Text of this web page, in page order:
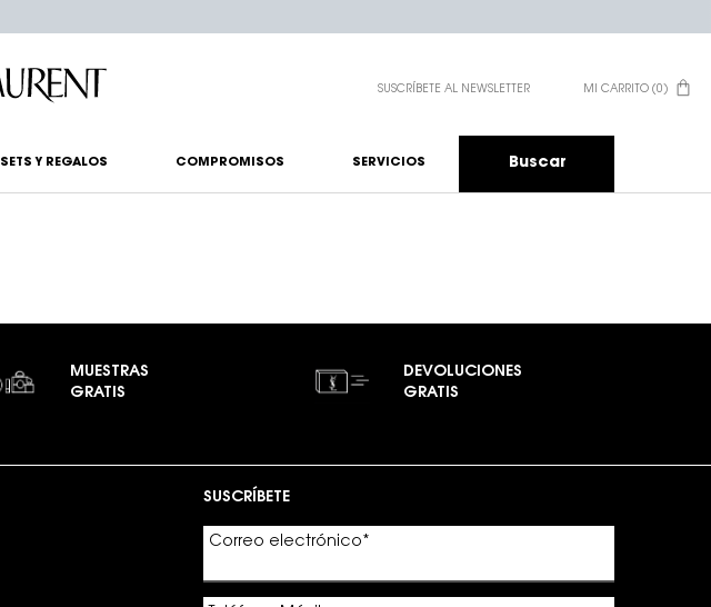
SUSCRÍBETE AL NEWSLETTER MI CARRITO 0
0 PRODUCTO EN EL
SETS Y REGALOS COMPROMISOS SERVICIOS Buscar
MUESTRAS
GRATIS
DEVOLUCIONES
GRATIS
SUSCRÍBETE
Correo electrónico *